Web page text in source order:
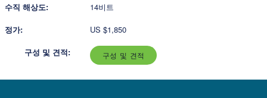
14비트
US $1,850
구성 및 견적